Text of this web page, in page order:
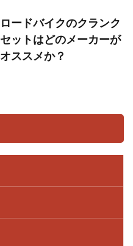
ロードバイクのクランク
セットはどのメーカーが
オススメか？